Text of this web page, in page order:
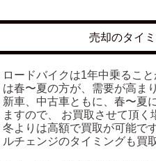
売却のタイ
ロードバイクは1年中乗るこ
は春〜夏の方が、需要が高ま
新車、中古車ともに、春〜夏
ますので、 お買取させて頂く
冬よりは高額で買取が可能で
ルチェンジのタイミングも買